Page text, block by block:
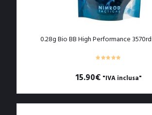
0.28g Bio BB High Performance
15.90€ "IVA inclusa"